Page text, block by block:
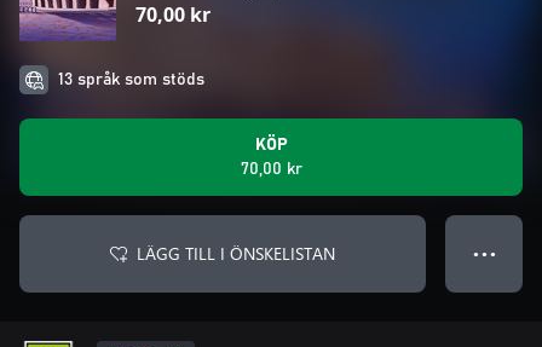
70,00 kr
13 språk som stöds
KÖP
70,00 kr
LÄGG TILL I ÖNSKELISTAN ● ● ●